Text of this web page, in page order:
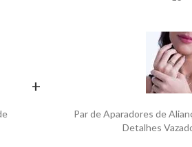
+
Par de Aparadores de
Detalhes